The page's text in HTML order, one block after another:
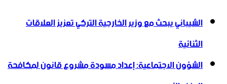
الشيباني يبحث مع وزير الخارجية التركي تعزيز العلاقات
الثنائية
الشؤون الاجتماعية: إعداد مسودة مشروع قانون لمكافحة